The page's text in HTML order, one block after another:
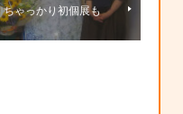
ちゃっかり初個展も